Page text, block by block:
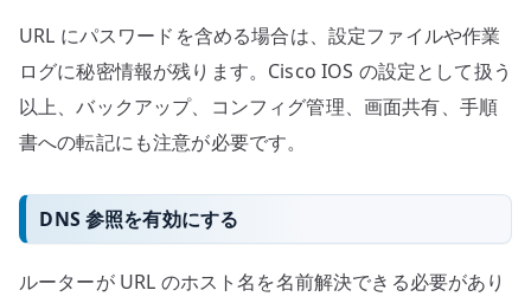
URL にパスワードを含める場合は、設定ファイルや作業
ログに秘密情報が残ります。Cisco IOS の設定として扱う
以上、バックアップ、コンフィグ管理、画面共有、手順
書への転記にも注意が必要です。
DNS 参照を有効にする
ルーターが URL のホスト名を名前解決できる必要があり